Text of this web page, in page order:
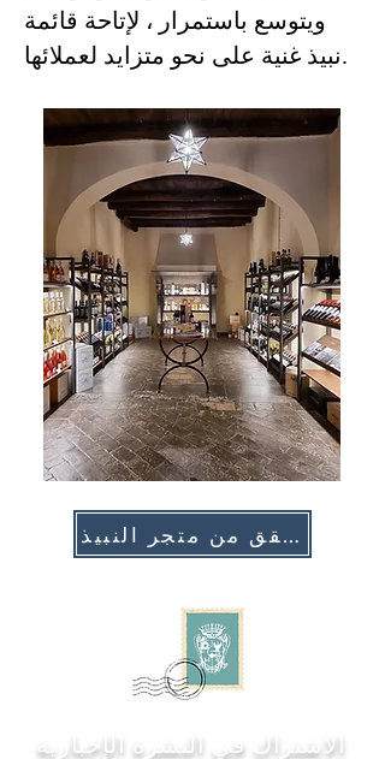
ويتوسع باستمرار ، لإتاحة قائمة
نبيذ غنية على نحو متزايد لعملائها.
تحقق من متجر النبيذ
الاشتراك في النشرة الإخبارية